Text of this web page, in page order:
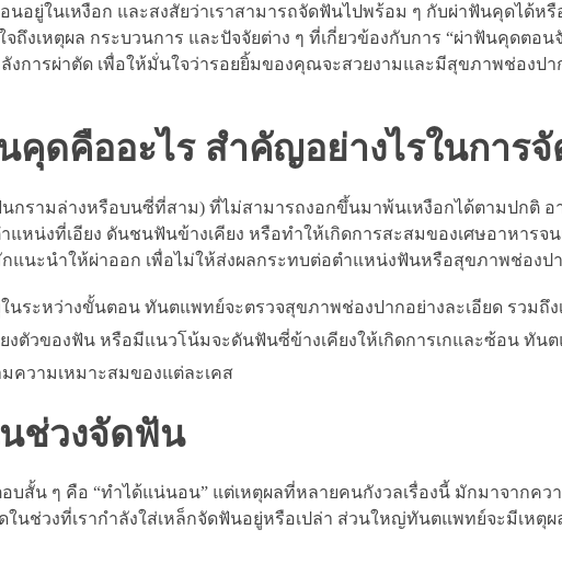
นอยู่ในเหงือก และสงสัยว่าเราสามารถจัดฟันไปพร้อม ๆ กับผ่าฟันคุดได้ห
ถึงเหตุผล กระบวนการ และปัจจัยต่าง ๆ ที่เกี่ยวข้องกับการ “ผ่าฟันคุดตอ
งการผ่าตัด เพื่อให้มั่นใจว่ารอยยิ้มของคุณจะสวยงามและมีสุขภาพช่องปา
คุดคืออะไร สำคัญอย่างไรในการ
รามล่างหรือบนซี่ที่สาม) ที่ไม่สามารถงอกขึ้นมาพ้นเหงือกได้ตามปกติ อา
หน่งที่เอียง ดันชนฟันข้างเคียง หรือทำให้เกิดการสะสมของเศษอาหารจน
นะนำให้ผ่าออก เพื่อไม่ให้ส่งผลกระทบต่อตำแหน่งฟันหรือสุขภาพช่องป
ระหว่างขั้นตอน ทันตแพทย์จะตรวจสุขภาพช่องปากอย่างละเอียด รวมถึ
ตัวของฟัน หรือมีแนวโน้มจะดันฟันซี่ข้างเคียงให้เกิดการเกและซ้อน ทัน
ความเหมาะสมของแต่ละเคส
ช่วงจัดฟัน
อบสั้น ๆ คือ “ทำได้แน่นอน” แต่เหตุผลที่หลายคนกังวลเรื่องนี้ มักมาจากคว
ในช่วงที่เรากำลังใส่เหล็กจัดฟันอยู่หรือเปล่า ส่วนใหญ่ทันตแพทย์จะมีเหตุ